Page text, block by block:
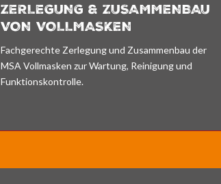
ZERLEGUNG & ZUSAMMENBAU
VON VOLLMASKEN
Fachgerechte Zerlegung und Zusammenbau der
MSA Vollmasken zur Wartung, Reinigung und
Funktionskontrolle.